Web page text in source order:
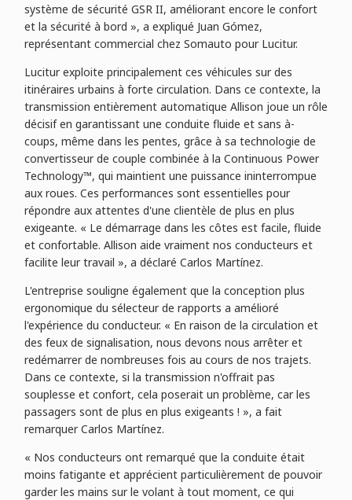
système de sécurité GSR II, améliorant encore le confort
et la sécurité à bord », a expliqué Juan Gómez,
représentant commercial chez Somauto pour Lucitur.
Lucitur exploite principalement ces véhicules sur des
itinéraires urbains à forte circulation. Dans ce contexte, la
transmission entièrement automatique Allison joue un rôle
décisif en garantissant une conduite fluide et sans à-
coups, même dans les pentes, grâce à sa technologie de
convertisseur de couple combinée à la Continuous Power
Technology™, qui maintient une puissance ininterrompue
aux roues. Ces performances sont essentielles pour
répondre aux attentes d'une clientèle de plus en plus
exigeante. « Le démarrage dans les côtes est facile, fluide
et confortable. Allison aide vraiment nos conducteurs et
facilite leur travail », a déclaré Carlos Martínez.
L'entreprise souligne également que la conception plus
ergonomique du sélecteur de rapports a amélioré
l'expérience du conducteur. « En raison de la circulation et
des feux de signalisation, nous devons nous arrêter et
redémarrer de nombreuses fois au cours de nos trajets.
Dans ce contexte, si la transmission n'offrait pas
souplesse et confort, cela poserait un problème, car les
passagers sont de plus en plus exigeants ! », a fait
remarquer Carlos Martínez.
« Nos conducteurs ont remarqué que la conduite était
moins fatigante et apprécient particulièrement de pouvoir
garder les mains sur le volant à tout moment, ce qui